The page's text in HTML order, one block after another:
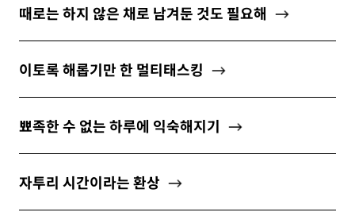
개인정보 수집 및 이용약관에 동의합니다.
구독하기
때로는 하지 않은 채로 남겨둔 것도 필요해
이토록 해롭기만 한 멀티태스킹
뾰족한 수 없는 하루에 익숙해지기
자투리 시간이라는 환상